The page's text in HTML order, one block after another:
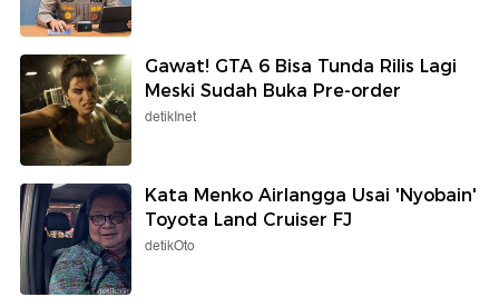
Gawat! GTA 6 Bisa Tunda Rilis Lagi
Meski Sudah Buka Pre-order
detikInet
Kata Menko Airlangga Usai 'Nyobain'
Toyota Land Cruiser FJ
detikOto